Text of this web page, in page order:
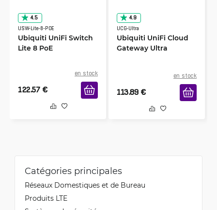
4.5
USW-Lite-8-POE
Ubiquiti UniFi Switch
Lite 8 PoE
en stock
122.57 €
4.9
UCG-Ultra
Ubiquiti UniFi Cloud
Gateway Ultra
en stock
113.89 €
Catégories principales
Réseaux Domestiques et de Bureau
Produits LTE